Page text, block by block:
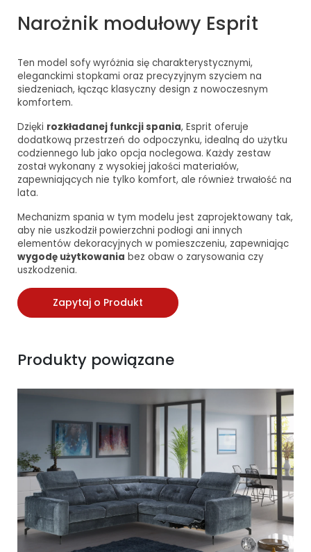
Narożnik modułowy Esprit
Ten model sofywyróżnia się charakterystycznymi,
eleganckimi stopkami oraz precyzyjnym szyciem na
siedzeniach, łącząc klasyczny design z nowoczesnym
komfortem.
Dzięki rozkładanej funkcji spania, Esprit oferuje
dodatkową przestrzeń do odpoczynku, idealną do użytku
codziennego lub jako opcja noclegowa. Każdy zestaw
został wykonany z wysokiej jakości materiałów,
zapewniających nie tylko komfort, ale również trwałość na
lata.
Mechanizm spania w tym modelu jest zaprojektowany tak,
aby nie uszkodził powierzchni podłogi ani innych
elementów dekoracyjnych w pomieszczeniu, zapewniając
wygodę użytkowania bez obaw o zarysowania czy
uszkodzenia.
Zapytaj o Produkt
Produkty powiązane